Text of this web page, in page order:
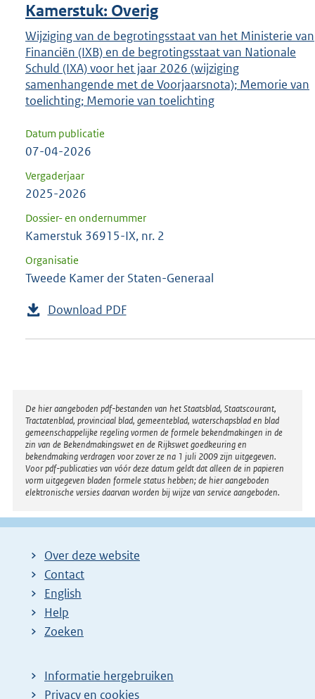
Kamerstuk: Overig
Wijziging van de begrotingsstaat van het Ministerie van
Financiën (IXB) en de begrotingsstaat van Nationale
Schuld (IXA) voor het jaar 2026 (wijziging
samenhangende met de Voorjaarsnota); Memorie van
toelichting; Memorie van toelichting
Datum publicatie
07-04-2026
Vergaderjaar
2025-2026
Dossier- en ondernummer
Kamerstuk 36915-IX, nr. 2
Organisatie
Tweede Kamer der Staten-Generaal
Download PDF
Disclaimer
De hier aangeboden pdf-bestanden van het Staatsblad, Staatscourant,
Tractatenblad, provinciaal blad, gemeenteblad, waterschapsblad en blad
gemeenschappelijke regeling vormen de formele bekendmakingen in de
zin van de Bekendmakingswet en de Rijkswet goedkeuring en
bekendmaking verdragen voor zover ze na 1 juli 2009 zijn uitgegeven.
Voor pdf-publicaties van vóór deze datum geldt dat alleen de in papieren
vorm uitgegeven bladen formele status hebben; de hier aangeboden
elektronische versies daarvan worden bij wijze van service aangeboden.
Over deze website
Contact
English
Help
Zoeken
Informatie hergebruiken
Privacy en cookies